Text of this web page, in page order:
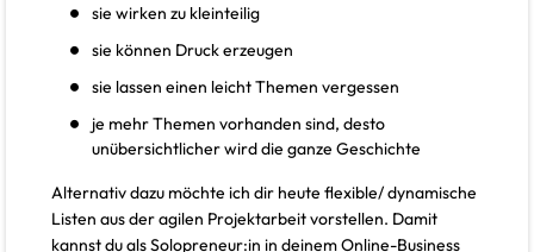
sie wirken zu kleinteilig
sie können Druck erzeugen
sie lassen einen leicht Themen vergessen
je mehr Themen vorhanden sind, desto
unübersichtlicher wird die ganze Geschichte
Alternativ dazu möchte ich dir heute flexible/ dynamische
Listen aus der agilen Projektarbeit vorstellen. Damit
kannst du als Solopreneur:in in deinem Online-Business